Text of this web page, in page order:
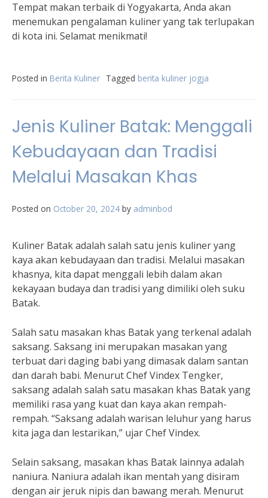
Tempat makan terbaik di Yogyakarta, Anda akan
menemukan pengalaman kuliner yang tak terlupakan
di kota ini. Selamat menikmati!
Posted in Berita Kuliner Tagged berita kuliner jogja
Jenis Kuliner Batak: Menggali
Kebudayaan dan Tradisi
Melalui Masakan Khas
Posted on October 20, 2024 by adminbod
Kuliner Batak adalah salah satu jenis kuliner yang
kaya akan kebudayaan dan tradisi. Melalui masakan
khasnya, kita dapat menggali lebih dalam akan
kekayaan budaya dan tradisi yang dimiliki oleh suku
Batak.
Salah satu masakan khas Batak yang terkenal adalah
saksang. Saksang ini merupakan masakan yang
terbuat dari daging babi yang dimasak dalam santan
dan darah babi. Menurut Chef Vindex Tengker,
saksang adalah salah satu masakan khas Batak yang
memiliki rasa yang kuat dan kaya akan rempah-
rempah. “Saksang adalah warisan leluhur yang harus
kita jaga dan lestarikan,” ujar Chef Vindex.
Selain saksang, masakan khas Batak lainnya adalah
naniura. Naniura adalah ikan mentah yang disiram
dengan air jeruk nipis dan bawang merah. Menurut